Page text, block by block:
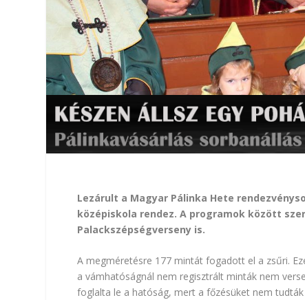
Lezárult a Magyar Pálinka Hete
középiskola rendez. A programok között
Palackszépségverseny is.
A megméretésre 177 mintát fogadott el a zsűri.
a vámhatóságnál nem regisztrált minták nem
foglalta le a hatóság, mert a főzésüket nem